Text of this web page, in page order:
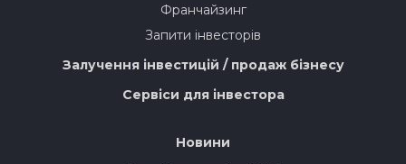
Франчайзинг
Запити інвесторів
Залучення інвестицій / продаж бізнесу
Сервіси для інвестора
Новини